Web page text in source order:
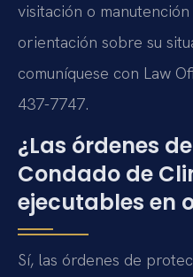
visitación o
orientación sobre su
comuníquese con Law
437-7747.
¿Las órdenes
Condado de
ejecutables en
Sí, las órdenes de